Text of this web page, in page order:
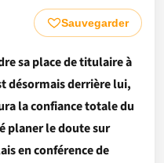
Sauvegarder
sa place de titulaire à
désormais derrière lui,
la confiance totale du
planer le doute sur
en conférence de